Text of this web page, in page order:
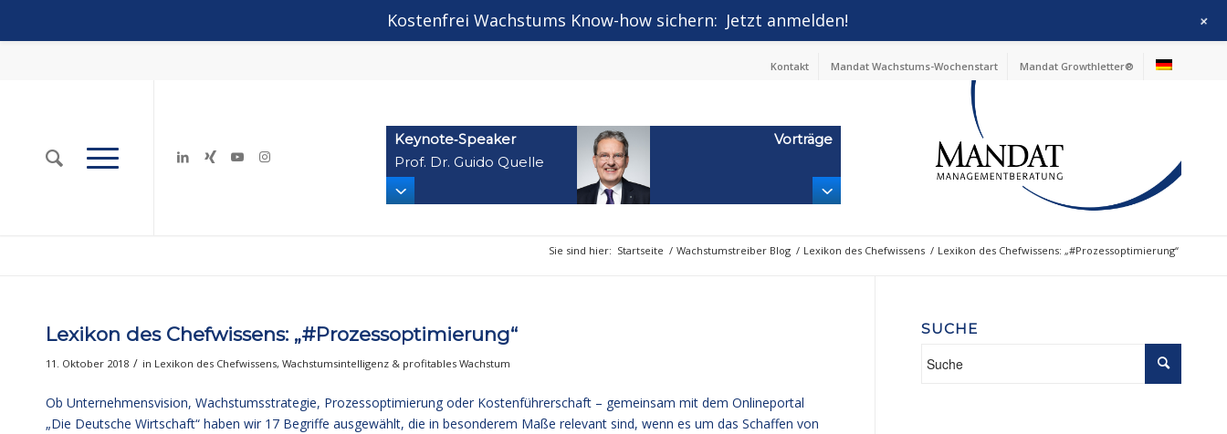
Kontakt Mandat Wachstums-Wochenstart Mandat Growthletter®
Keynote‑Speaker
Prof. Dr. Guido Quelle
Vorträge
Sie sind hier: Startseite / Wachstumstreiber Blog / Lexikon des Chefwissens / Lexikon des Chefwissens: „#Prozessoptimierung“
Lexikon des Chefwissens: „#Prozessoptimierung“
11. Oktober 2018 / in Lexikon des Chefwissens, Wachstumsintelligenz & profitables Wachstum
Ob Unternehmensvision, Wachstumsstrategie, Prozessoptimierung oder Kostenführerschaft – gemeinsam mit dem Onlineportal
„Die Deutsche Wirtschaft“ haben wir 17 Begriffe ausgewählt, die in besonderem Maße relevant sind, wenn es um das Schaffen von
SUCHE
Kostenfrei Wachstums Know-how sichern: Jetzt anmelden! +